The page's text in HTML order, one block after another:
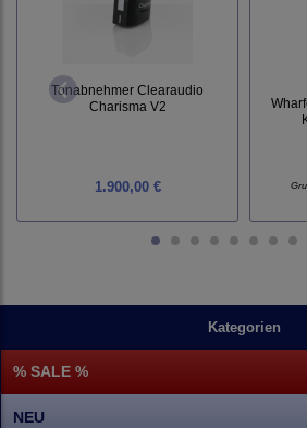
Kategorien
% SALE %
NEU
Tonabnehmer Clearaudio
Charisma V2
1.900,00 €